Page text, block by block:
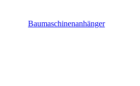
Baumaschinenanhänger